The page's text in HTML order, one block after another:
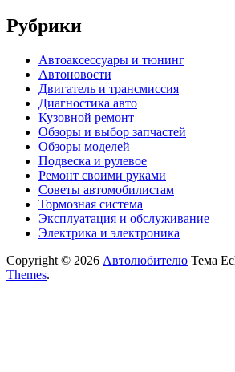
Рубрики
Автоаксессуары и тюнинг
Автоновости
Двигатель и трансмиссия
Диагностика авто
Кузовной ремонт
Обзоры и выбор запчастей
Обзоры моделей
Подвеска и рулевое
Ремонт своими руками
Советы автомобилистам
Тормозная система
Эксплуатация и обслуживание
Электрика и электроника
Copyright © 2026 Автолюбителю Тема
Themes.